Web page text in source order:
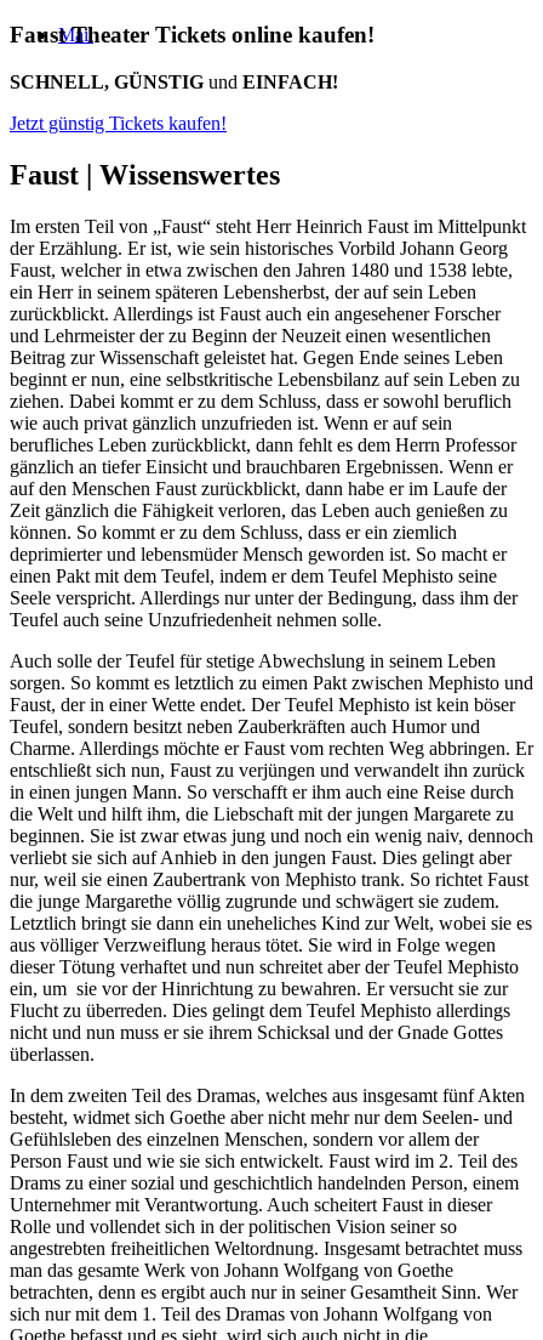
Mail
Faust Theater Tickets online kaufen!
SCHNELL, GÜNSTIG und EINFACH!
Jetzt günstig Tickets kaufen!
Faust | Wissenswertes
Im ersten Teil von „Faust“ steht Herr Heinrich Faust im Mittelpunkt
der Erzählung. Er ist, wie sein historisches Vorbild Johann Georg
Faust, welcher in etwa zwischen den Jahren 1480 und 1538 lebte,
ein Herr in seinem späteren Lebensherbst, der auf sein Leben
zurückblickt. Allerdings ist Faust auch ein angesehener Forscher
und Lehrmeister der zu Beginn der Neuzeit einen wesentlichen
Beitrag zur Wissenschaft geleistet hat. Gegen Ende seines Leben
beginnt er nun, eine selbstkritische Lebensbilanz auf sein Leben zu
ziehen. Dabei kommt er zu dem Schluss, dass er sowohl beruflich
wie auch privat gänzlich unzufrieden ist. Wenn er auf sein
berufliches Leben zurückblickt, dann fehlt es dem Herrn Professor
gänzlich an tiefer Einsicht und brauchbaren Ergebnissen. Wenn er
auf den Menschen Faust zurückblickt, dann habe er im Laufe der
Zeit gänzlich die Fähigkeit verloren, das Leben auch genießen zu
können. So kommt er zu dem Schluss, dass er ein ziemlich
deprimierter und lebensmüder Mensch geworden ist. So macht er
einen Pakt mit dem Teufel, indem er dem Teufel Mephisto seine
Seele verspricht. Allerdings nur unter der Bedingung, dass ihm der
Teufel auch seine Unzufriedenheit nehmen solle.
Auch solle der Teufel für stetige Abwechslung in seinem Leben
sorgen. So kommt es letztlich zu eimen Pakt zwischen Mephisto und
Faust, der in einer Wette endet. Der Teufel Mephisto ist kein böser
Teufel, sondern besitzt neben Zauberkräften auch Humor und
Charme. Allerdings möchte er Faust vom rechten Weg abbringen. Er
entschließt sich nun, Faust zu verjüngen und verwandelt ihn zurück
in einen jungen Mann. So verschafft er ihm auch eine Reise durch
die Welt und hilft ihm, die Liebschaft mit der jungen Margarete zu
beginnen. Sie ist zwar etwas jung und noch ein wenig naiv, dennoch
verliebt sie sich auf Anhieb in den jungen Faust. Dies gelingt aber
nur, weil sie einen Zaubertrank von Mephisto trank. So richtet Faust
die junge Margarethe völlig zugrunde und schwägert sie zudem.
Letztlich bringt sie dann ein uneheliches Kind zur Welt, wobei sie es
aus völliger Verzweiflung heraus tötet. Sie wird in Folge wegen
dieser Tötung verhaftet und nun schreitet aber der Teufel Mephisto
ein, um sie vor der Hinrichtung zu bewahren. Er versucht sie zur
Flucht zu überreden. Dies gelingt dem Teufel Mephisto allerdings
nicht und nun muss er sie ihrem Schicksal und der Gnade Gottes
überlassen.
In dem zweiten Teil des Dramas, welches aus insgesamt fünf Akten
besteht, widmet sich Goethe aber nicht mehr nur dem Seelen- und
Gefühlsleben des einzelnen Menschen, sondern vor allem der
Person Faust und wie sie sich entwickelt. Faust wird im 2. Teil des
Drams zu einer sozial und geschichtlich handelnden Person, einem
Unternehmer mit Verantwortung. Auch scheitert Faust in dieser
Rolle und vollendet sich in der politischen Vision seiner so
angestrebten freiheitlichen Weltordnung. Insgesamt betrachtet muss
man das gesamte Werk von Johann Wolfgang von Goethe
betrachten, denn es ergibt auch nur in seiner Gesamtheit Sinn. Wer
sich nur mit dem 1. Teil des Dramas von Johann Wolfgang von
Goethe befasst und es sieht, wird sich auch nicht in die